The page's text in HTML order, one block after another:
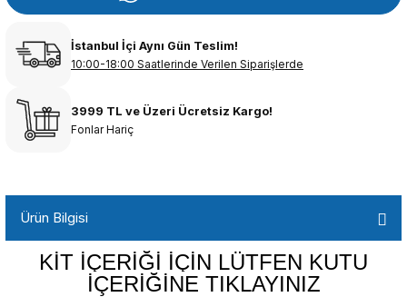
İstanbul İçi Aynı Gün Teslim!
10:00-18:00 Saatlerinde Verilen Siparişlerde
3999 TL ve Üzeri Ücretsiz Kargo!
Fonlar Hariç
Ürün Bilgisi
KİT İÇERİĞİ İÇİN LÜTFEN KUTU
İÇERİĞİNE TIKLAYINIZ